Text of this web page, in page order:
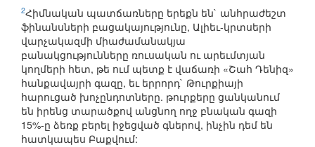
2Հիմնական պատճառները երեքն են` անհրաժեշտ
ֆինանսների բացակայությունը, Ալիեւ-կրտսերի
վարչակազմի միաժամանակյա
բանակցությունները ռուսական ու արեւմտյան
կողմերի հետ, թե ում պետք է վաճառի «Շահ Դենիզ»
հանքավայրի գազը, եւ երրորդ` Թուրքիայի
հարուցած խոչընդոտները. թուրքերը ցանկանում
են իրենց տարածքով անցնող ողջ բնական գազի
15%-ը ձեռք բերել իջեցված գներով, ինչին դեմ են
հատկապես Բաքվում: